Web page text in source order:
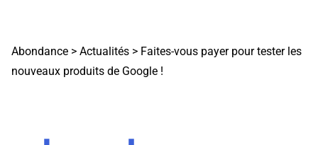
Abondance > Actualités > Faites-vous payer pour tester les
nouveaux produits de Google !